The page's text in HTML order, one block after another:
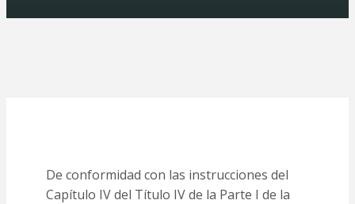
De conformidad con las instrucciones del
Capítulo IV del Título IV de la Parte I de la